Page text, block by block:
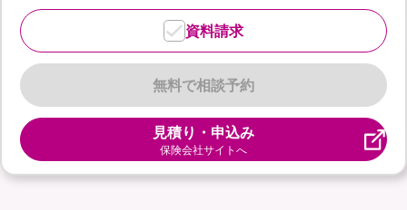
無料で相談予約
資料請求
見積り・申込み
保険会社サイトへ